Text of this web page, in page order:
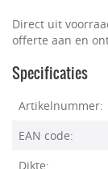
Direct uit
offerte aan en
Specificaties
Artikelnummer:
EAN code:
Dikte: